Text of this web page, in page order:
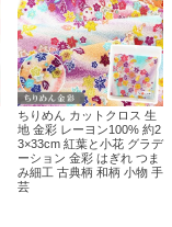
ちりめん カットクロス 生
地 金彩 レーヨン100% 約2
3×33cm 紅葉と小花 グラデ
ーション 金彩 はぎれ つま
み細工 古典柄 和柄 小物 手
芸